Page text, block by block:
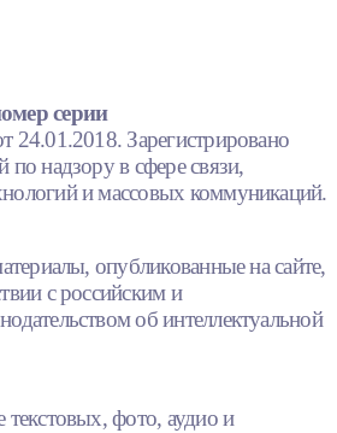
серии
Зарегистрировано
надзору в сфере связи,
и массовых коммуникаций.
опубликованные на сайте,
с российским и
об интеллектуальной
фото, аудио и